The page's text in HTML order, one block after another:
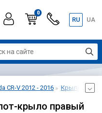
0
RU UA
CR-V 2012 - 2016 Крылья
крыло правый